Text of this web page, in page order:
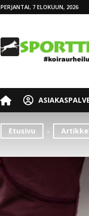
PERJANTAI, 7 ELOKUUN, 2026
Etusivu